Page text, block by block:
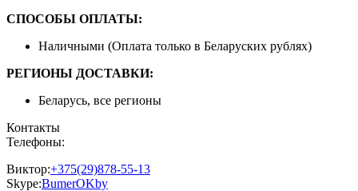
СПОСОБЫ ОПЛАТЫ:
Наличными (Оплата только в Беларуских рублях)
РЕГИОНЫ ДОСТАВКИ:
Беларусь, все регионы
Контакты
Телефоны:
Виктор:+375(29)878-55-13
Skype:BumerOKby